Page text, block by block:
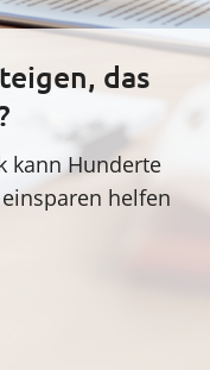
das
kann Hunderte
helfen